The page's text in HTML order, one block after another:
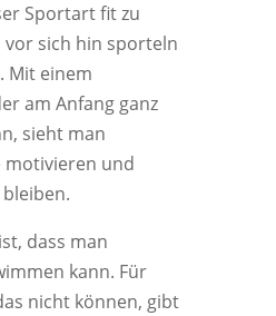
Sportart fit zu
vor sich hin sporteln
Mit einem
am Anfang ganz
sieht man
motivieren und
dass man
kann. Für
nicht können, gibt